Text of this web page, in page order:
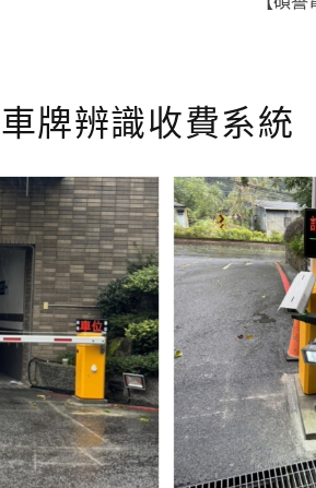
牌辨識收費系統